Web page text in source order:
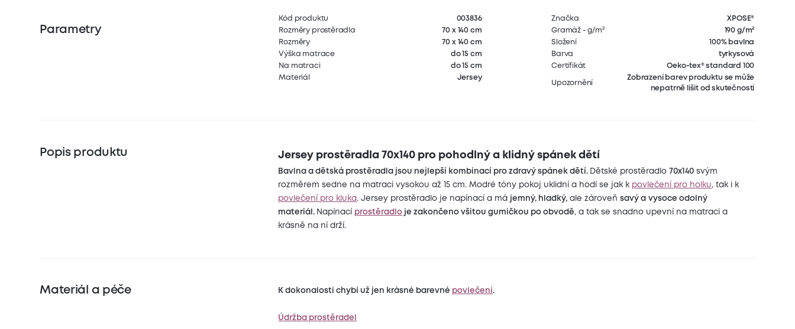
Parametry
Kód produktu
003836
Rozměry prostěradla
70 x 140 cm
Rozměry
70 x 140 cm
Výška matrace
do 15 cm
Na matraci
do 15 cm
Materiál
Jersey
Značka
XPOSE®
Gramáž - g/m²
190 g/m²
Složení
100% bavlna
Barva
tyrkysová
Certifikát
Oeko-tex® standard 100
Upozornění
Zobrazení barev produktu se může
nepatrně lišit od skutečnosti
Popis produktu Jersey prostěradla 70x140 pro pohodlný a klidný spánek dětí
Bavlna a dětská prostěradla jsou nejlepší kombinací pro zdravý spánek dětí. Dětské prostěradlo70x140 svým
rozměrem sedne na matraci vysokou až 15 cm. Modré tóny pokoj uklidní a hodí se jak k povlečení pro holku, tak i k
povlečení pro kluka. Jersey prostěradlo je napínací a má jemný, hladký, ale zároveňsavý a vysoce odolný
materiál. Napínací prostěradlo je zakončeno všitou gumičkou po obvodě, a tak se snadno upevní na matraci a
krásně na ní drží.
Materiál a péče K dokonalosti chybí už jen krásné barevné povlečení.
Údržba prostěradel